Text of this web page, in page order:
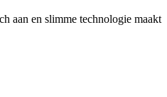
aan en slimme technologie maakt